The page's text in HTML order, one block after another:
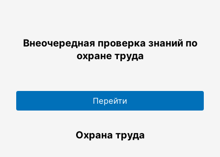
Внеочередная проверка знаний по
охране труда
Перейти
Охрана труда